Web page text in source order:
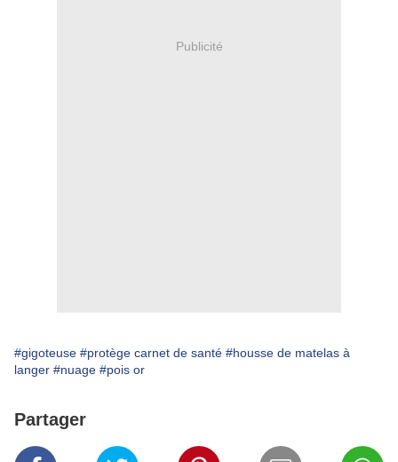
Publicité
#gigoteuse #protège carnet de santé #housse de matelas à
langer #nuage #pois or
Partager